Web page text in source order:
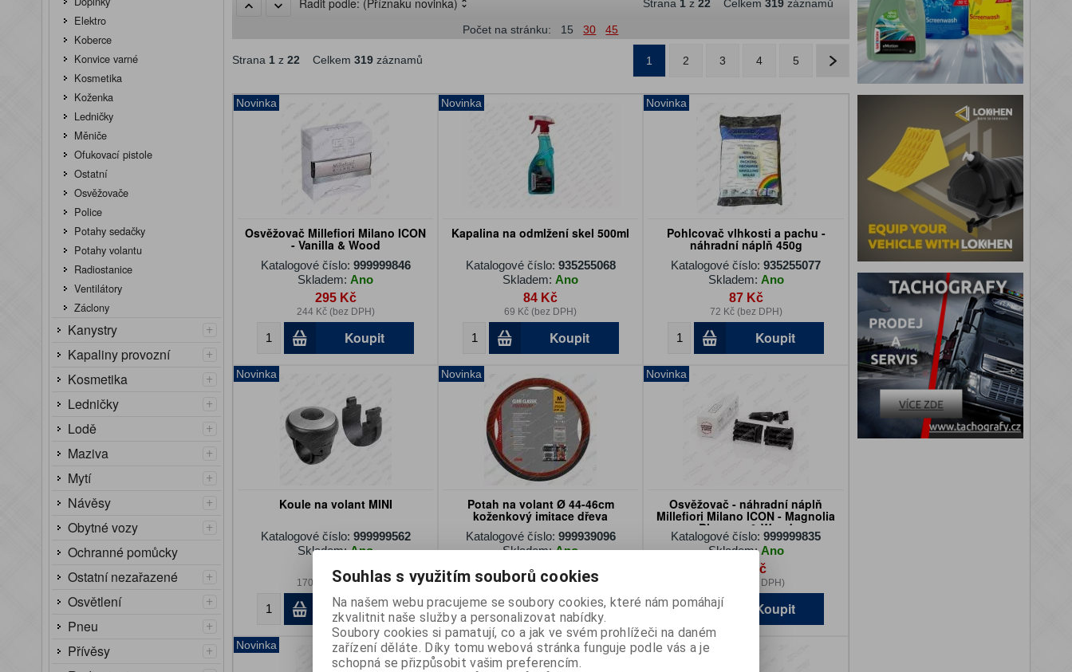
Elektro
Koberce
Konvice varné
Kosmetika
Koženka
Ledničky
Měniče
Ofukovací pistole
Ostatní
Osvěžovače
Police
Potahy sedačky
Potahy volantu
Radiostanice
Ventilátory
Záclony
Kanystry
+
Kapaliny provozní
+
Kosmetika
+
Ledničky
+
Lodě
+
Maziva
+
Mytí
+
Návěsy
+
Obytné vozy
+
Ochranné pomůcky
Ostatní nezařazené
+
Osvětlení
+
Pneu
+
Přívěsy
+
Řadit podle: (Příznaku novinka) Strana 1z 22 Celkem 319záznamů
Počet na stránku: 15 30 45
Strana 1z 22Celkem 319záznamů 1 2 3 4 5
Novinka
Osvěžovač Millefiori Milano ICON
- Vanilla & Wood
Katalogové číslo: 999999846
Skladem: Ano
295 Kč
244 Kč (bez DPH)
Koupit
Novinka
Kapalina na odmlžení skel 500ml
Katalogové číslo: 935255068
Skladem: Ano
84 Kč
69 Kč (bez DPH)
Koupit
Novinka
Pohlcovač vlhkosti a pachu -
náhradní náplň 450g
Katalogové číslo:935255077
Skladem: Ano
87 Kč
72 Kč (bez DPH)
Koupit
Novinka
Koule na volant MINI
Katalogové číslo: 999999562
Skladem:Ano
205 Kč
170 Kč (bez DPH)
Koupit
Novinka
Potah na volant Ø 44-46cm
koženkový imitace dřeva
Katalogové číslo: 999939096
Skladem:Ano
490 Kč
405 Kč (bez DPH)
Koupit
Novinka
Osvěžovač - náhradní náplň
Millefiori Milano ICON - Magnolia
Blossom & Wood
Katalogové číslo:999999835
Skladem:Ano
160 Kč
133 Kč (bez DPH)
Koupit
Novinka Novinka Novinka
Souhlas s využitím souborů cookies
Na našem webu pracujeme se soubory cookies, které nám pomáhají
zkvalitnit naše služby a personalizovat nabídky.
Soubory cookies si pamatují, co a jak ve svém prohlížeči na daném
zařízení děláte. Díky tomu webová stránka funguje podle vás a je
schopná se přizpůsobit vašim preferencím.